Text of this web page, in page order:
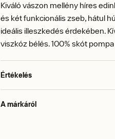
Kiváló vászon mellény híres
és két funkcionális zseb, hátul
ideális illeszkedés érdekében.
viszkóz bélés. 100% skót
Értékelés
A márkáról